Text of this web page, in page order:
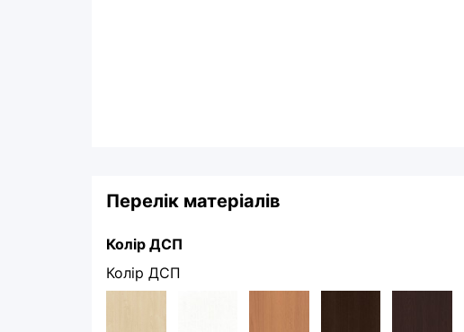
Перелік матеріалів
Колір ДСП
Колір ДСП